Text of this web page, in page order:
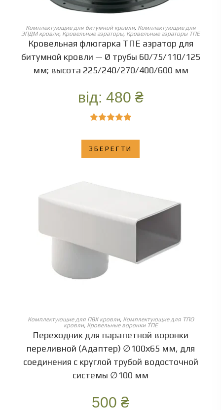
ОБЕРІТЬ ОПЦІЇ
Комплектующие для битумной кровли, Комплектующие для
ЭПДМ кровли, Кровельные аэраторы, Кровельные аэраторы ТПЕ
Кровельная флюгарка ТПЕ аэратор для
битумной кровли — Ø трубы 60/75/110/125
мм; высота 225/240/270/400/600 мм
від: 480 ₴
из 5
ЗБЕРЕГТИ
ОБЕРІТЬ ОПЦІЇ
Комплектующие для ПВХ кровли, Комплектующие для ТПО
кровли, Кровельные воронки ТПЕ
Переходник для парапетной воронки
переливной (Адаптер) ∅100х65 мм, для
соединения с круглой трубой водосточной
системы ∅100 мм
500 ₴